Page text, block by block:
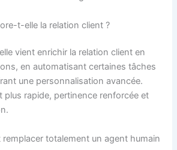
t-elle la relation client ?
vient enrichir la relation client en
en automatisant certaines tâches
une personnalisation avancée.
plus rapide, pertinence renforcée et
remplacer totalement un agent humain